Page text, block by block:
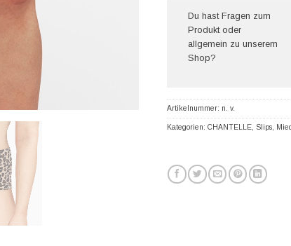
Du hast Fragen zum
Produkt oder
allgemein zu unserem
Shop?
Artikelnummer: n. v.
Kategorien: CHANTELLE Slips